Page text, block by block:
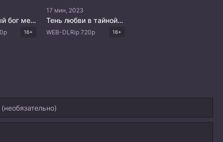
Бессмертный бог меча (2022)
16+
17 мин, 2023
Тень любви в тайной комнате
WEB-DLRip 720p 16+